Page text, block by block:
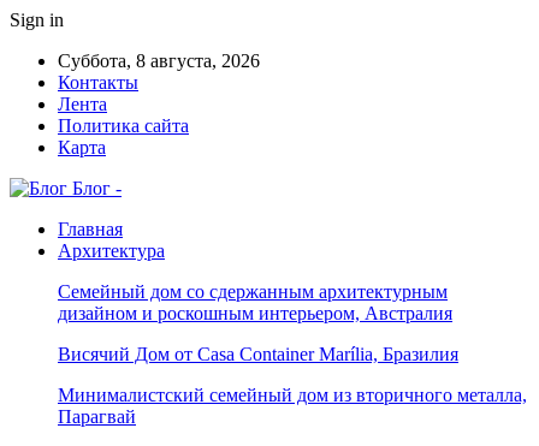
Sign in
Суббота, 8 августа, 2026
Контакты
Лента
Политика сайта
Карта
Блог -
Главная
Архитектура
Семейный дом со сдержанным архитектурным
дизайном и роскошным интерьером, Австралия
Висячий Дом от Casa Container Marília, Бразилия
Минималистский семейный дом из вторичного металла,
Парагвай